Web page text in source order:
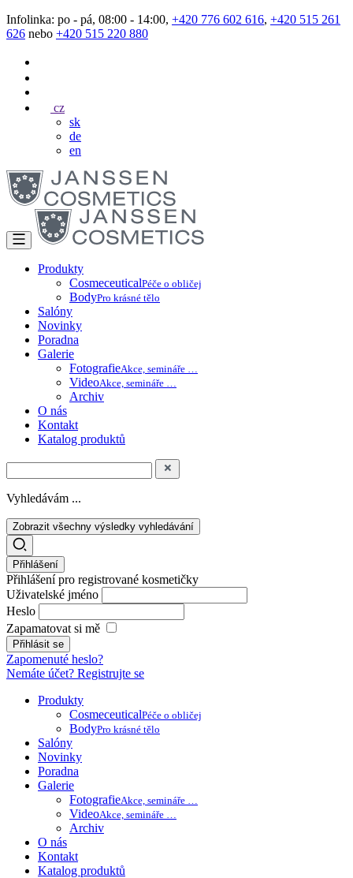
Infolinka: po - pá, 08:00 - 14:00, +420 776 602 616, +420 515 261
626 nebo +420 515 220 880
cz
sk
de
en
Produkty
CosmeceuticalPéče o obličej
BodyPro krásné tělo
Salóny
Novinky
Poradna
Galerie
FotografieAkce, semináře …
VideoAkce, semináře …
Archiv
O nás
Kontakt
Katalog produktů
Vyhledávám ...
Zobrazit všechny výsledky vyhledávání
Přihlášení
Přihlášení pro registrované kosmetičky
Uživatelské jméno
Heslo
Zapamatovat si mě
Zapomenuté heslo?
Nemáte účet? Registrujte se
Produkty
CosmeceuticalPéče o obličej
BodyPro krásné tělo
Salóny
Novinky
Poradna
Galerie
FotografieAkce, semináře …
VideoAkce, semináře …
Archiv
O nás
Kontakt
Katalog produktů